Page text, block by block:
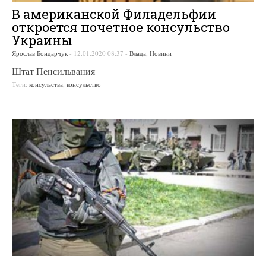
В американской Филадельфии
откроется почетное консульство
Украины
Ярослав Бондарчук - 12.01.2020 08:37 - Влада Новини
Штат Пенсильвания
Теги: консульства консульство